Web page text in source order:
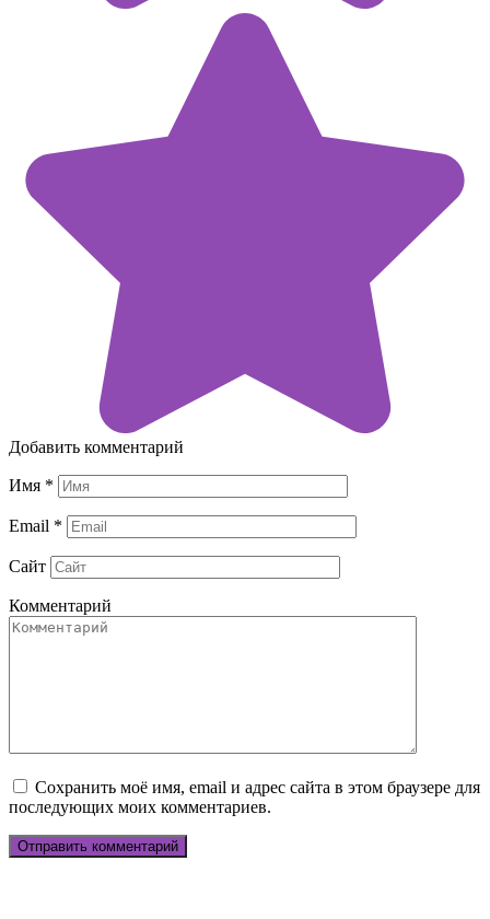
Добавить комментарий
Имя *
Email *
Сайт
Комментарий
Сохранить моё имя, email и адрес сайта в этом браузере для
последующих моих комментариев.